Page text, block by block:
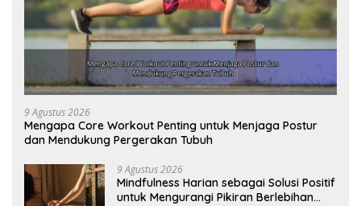
9 Agustus 2026
Mengapa Core Workout Penting untuk Menjaga Postur
dan Mendukung Pergerakan Tubuh
9 Agustus 2026
Mindfulness Harian sebagai Solusi Positif
untuk Mengurangi Pikiran Berlebihan